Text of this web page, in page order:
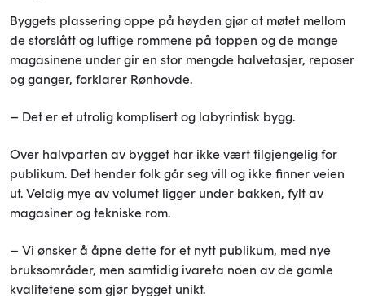
Byggets plassering oppe på høyden gjør at møtet mellom
de storslått og luftige rommene på toppen og de mange
magasinene under gir en stor mengde halvetasjer, reposer
og ganger, forklarer Rønhovde.
– Det er et utrolig komplisert og labyrintisk bygg.
Over halvparten av bygget har ikke vært tilgjengelig for
publikum. Det hender folk går seg vill og ikke finner veien
ut. Veldig mye av volumet ligger under bakken, fylt av
magasiner og tekniske rom.
– Vi ønsker å åpne dette for et nytt publikum, med nye
bruksområder, men samtidig ivareta noen av de gamle
kvalitetene som gjør bygget unikt.